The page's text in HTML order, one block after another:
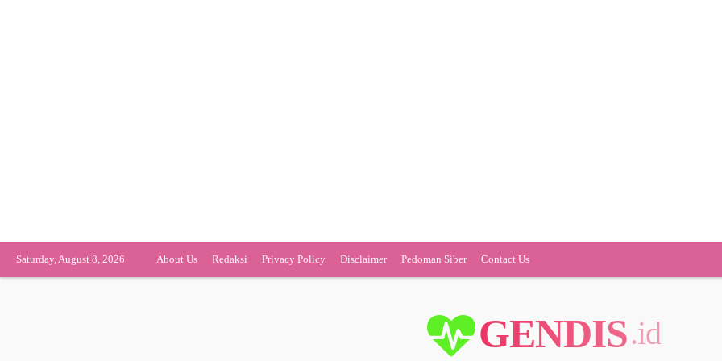
Saturday, August 8, 2026 About Us Redaksi Privacy Policy Disclaimer Pedoman Siber Contact Us
GENDIS.id